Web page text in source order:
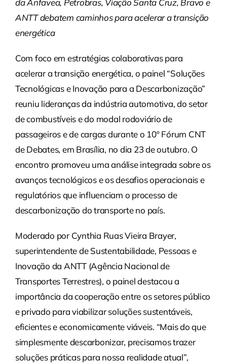
da Anfavea, Petrobras, Viação Santa Cruz, Bravo e
ANTT debatem caminhos para acelerar a transição
energética
Com foco em estratégias colaborativas para
acelerar a transição energética, o painel “Soluções
Tecnológicas e Inovação para a Descarbonização”
reuniu lideranças da indústria automotiva, do setor
de combustíveis e do modal rodoviário de
passageiros e de cargas durante o 10º Fórum CNT
de Debates, em Brasília, no dia 23 de outubro. O
encontro promoveu uma análise integrada sobre os
avanços tecnológicos e os desafios operacionais e
regulatórios que influenciam o processo de
descarbonização do transporte no país.
Moderado por Cynthia Ruas Vieira Brayer,
superintendente de Sustentabilidade, Pessoas e
Inovação da ANTT (Agência Nacional de
Transportes Terrestres), o painel destacou a
importância da cooperação entre os setores público
e privado para viabilizar soluções sustentáveis,
eficientes e economicamente viáveis. “Mais do que
simplesmente descarbonizar, precisamos trazer
soluções práticas para nossa realidade atual”,